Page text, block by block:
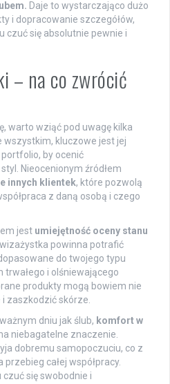
Daje to wystarczająco dużo
i dopracowanie szczegółów,
czuć się absolutnie pewnie i
– na co zwrócić
warto wziąć pod uwagę kilka
wszystkim, kluczowe jest jej
by ocenić
Nieocenionym źródłem
innych klientek, które pozwolą
z daną osobą i czego
jest umiejętność oceny stanu
wizażystka powinna potrafić
do twojego typu
i olśniewającego
produkty mogą bowiem nie
zaszkodzić skórze.
dniu jak ślub, komfort w
niebagatelne znaczenie.
dobremu samopoczuciu, co z
całej współpracy.
czuć się swobodnie i